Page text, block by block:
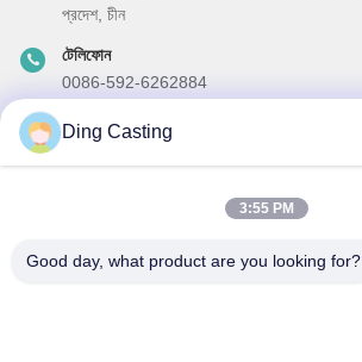
প্রদেশ, চীন
টেলিফোন
0086-592-6262884
ই-মেইল
আমাদের নিউজলেটার
Ding Casting
3:55 PM
Good day, what product are you looking for?